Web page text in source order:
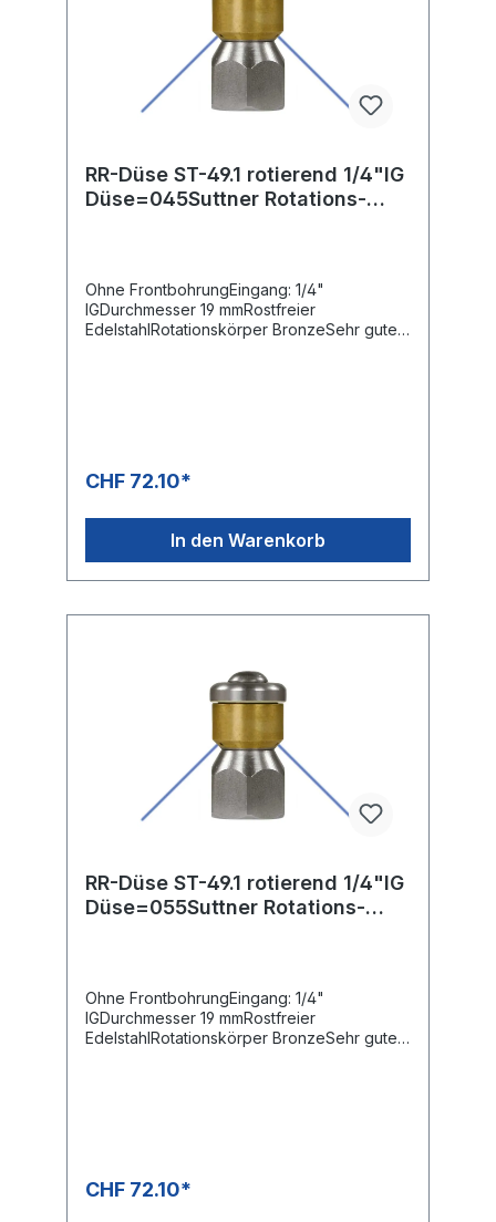
RR-Düse ST-49.1 rotierend 1/4"IG
Düse=045Suttner Rotations-
Ohne FrontbohrungEingang: 1/4"
IGDurchmesser 19 mmRostfreier
EdelstahlRotationskörper BronzeSehr guter
CHF 72.10*
In den Warenkorb
RR-Düse ST-49.1 rotierend 1/4"IG
Düse=055Suttner Rotations-
Ohne FrontbohrungEingang: 1/4"
IGDurchmesser 19 mmRostfreier
EdelstahlRotationskörper BronzeSehr guter
CHF 72.10*